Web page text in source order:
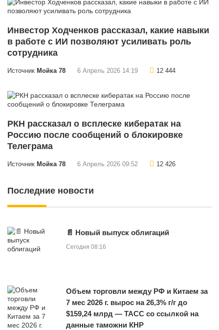
Инвестор Ходченков рассказал, какие навыки
в работе с ИИ позволяют усиливать роль
сотрудника
Источник Мойка 78 6 Апрель 2026 14:19 12 444
РКН рассказал о всплеске кибератак на
Россию после сообщений о блокировке
Телеграма
Источник Мойка 78 6 Апрель 2026 09:52 12 426
Последние новости
📄 Новый выпуск облигаций
Сегодня 08:16
Объем торговли между РФ и Китаем за
7 мес 2026 г. вырос на 26,3% г/г до
$159,24 млрд — ТАСС со ссылкой на
данные таможни КНР